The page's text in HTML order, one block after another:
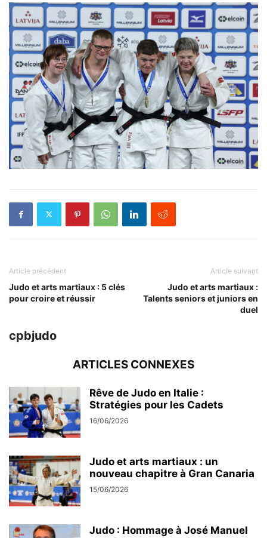
Article précédent
Judo et arts martiaux : 5 clés
pour croire et réussir
Article suivant
Judo et arts martiaux :
Talents seniors et juniors en
duel
cpbjudo
ARTICLES CONNEXES
Rêve de Judo en Italie :
Stratégies pour les Cadets
16/06/2026
Judo et arts martiaux : un
nouveau chapitre à Gran Canaria
15/06/2026
Judo : Hommage à José Manuel